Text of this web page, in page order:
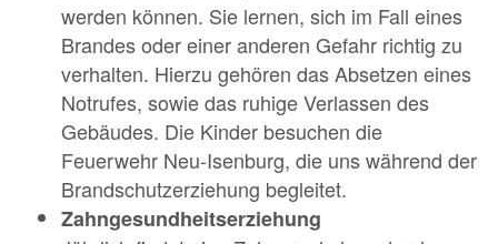
werden können. Sie lernen, sich im Fall eines
Brandes oder einer anderen Gefahr richtig zu
verhalten. Hierzu gehören das Absetzen eines
Notrufes, sowie das ruhige Verlassen des
Gebäudes. Die Kinder besuchen die
Feuerwehr Neu-Isenburg, die uns während der
Brandschutzerziehung begleitet.
Zahngesundheitserziehung